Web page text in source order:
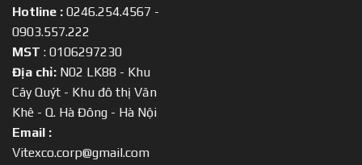
Hotline : 0246.254.4567 -
0903.557.222
MST : 0106297230
Địa chỉ: N02 LK88 - Khu
Cây Quýt - Khu đô thị Văn
Khê - Q. Hà Đông - Hà Nội
Email :
Vitexco.corp@gmail.com